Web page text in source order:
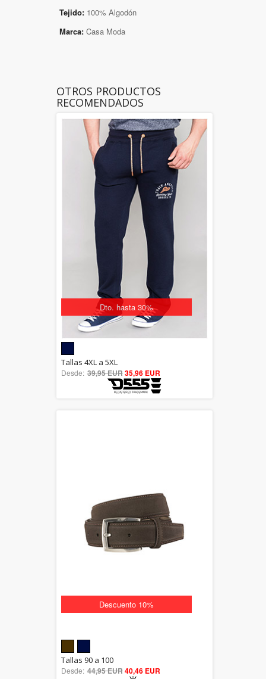
Tejido: 100% Algodón
Marca: Casa Moda
OTROS PRODUCTOS
RECOMENDADOS
Dto. hasta 30%
5.00
out of 5
Tallas 4XL a 5XL
Desde: 39,95 EUR35,96 EUR
Descuento 10%
5.00
out of 5
Tallas 90 a 100
Desde: 44,95 EUR40,46 EUR